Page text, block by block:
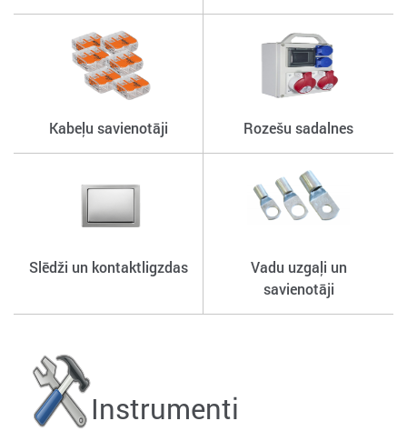
Kabeļu savienotāji Rozešu sadalnes
Slēdži un kontaktligzdas
Vadu uzgaļi un
savienotāji
Instrumenti